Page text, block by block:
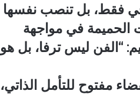
فقط، بل تنصب نفسها
الحميمة في مواجهة
“الفن ليس ترفا، بل هو
مفتوح للتأمل الذاتي،